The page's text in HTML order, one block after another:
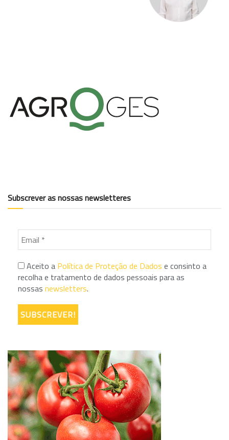
Subscrever as nossas newsletteres
Aceito a Política de Proteção de Dados e consinto a
recolha e tratamento de dados pessoais para as
nossas newsletters.